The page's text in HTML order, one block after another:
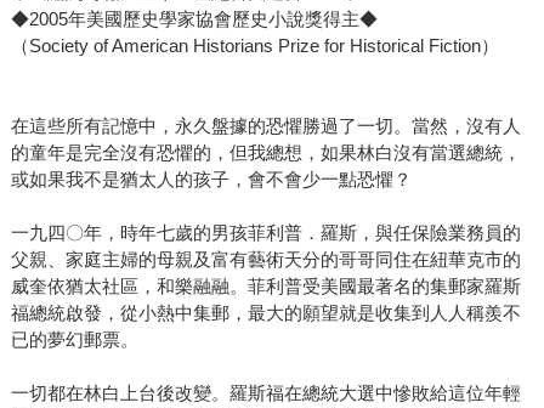
◆2005年美國歷史學家協會歷史小說獎得主◆
（Society of American Historians Prize for Historical Fiction）
在這些所有記憶中，永久盤據的恐懼勝過了一切。當然，沒有人
的童年是完全沒有恐懼的，但我總想，如果林白沒有當選總統，
或如果我不是猶太人的孩子，會不會少一點恐懼？
一九四〇年，時年七歲的男孩菲利普．羅斯，與任保險業務員的
父親、家庭主婦的母親及富有藝術天分的哥哥同住在紐華克市的
威奎依猶太社區，和樂融融。菲利普受美國最著名的集郵家羅斯
福總統啟發，從小熱中集郵，最大的願望就是收集到人人稱羨不
已的夢幻郵票。
一切都在林白上台後改變。羅斯福在總統大選中慘敗給這位年輕